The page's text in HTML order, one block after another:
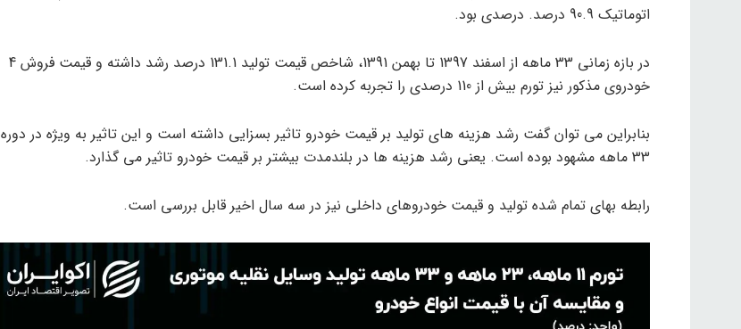
اتوماتیک 90.9 درصد. درصدی بود.
در بازه زمانی 33 ماهه از اسفند 1397 تا بهمن 1391، شاخص قیمت تولید 131.1 درصد رشد داشته و قیمت فروش 4
خودروی مذکور نیز تورم بیش از 110 درصدی را تجربه کرده است.
بنابراین می توان گفت رشد هزینه های تولید بر قیمت خودرو تاثیر بسزایی داشته است و این تاثیر به ویژه در دوره
33 ماهه مشهود بوده است. یعنی رشد هزینه ها در بلندمدت بیشتر بر قیمت خودرو تاثیر می گذارد.
رابطه بهای تمام شده تولید و قیمت خودروهای داخلی نیز در سه سال اخیر قابل بررسی است.